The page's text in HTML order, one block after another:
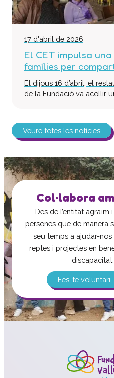
17 d'abril de 2026
El CET impulsa
famílies per
El dijous 16 d’abril, el
de la Fundació va acollir
Veure totes les notícies
Col·labora
Des de l’entitat
persones que de manera
seu temps a ajudar-
reptes i projectes en
discapacitat
Fes-te voluntari